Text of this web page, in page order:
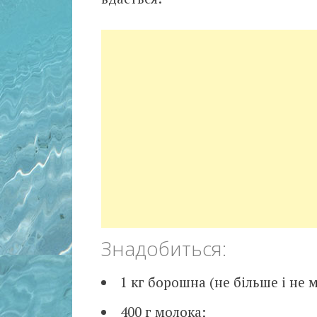
Знадобиться:
1 кг борошна (не більше і не
400 г молока;